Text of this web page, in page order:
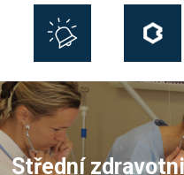
Střední